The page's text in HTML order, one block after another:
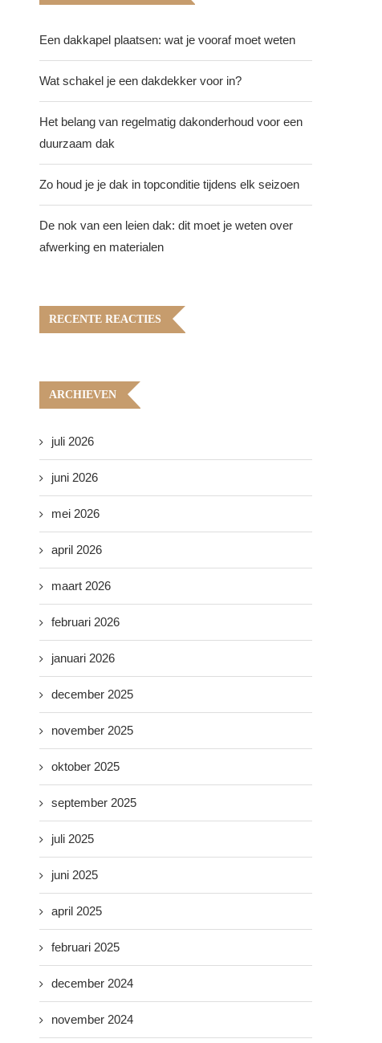
Een dakkapel plaatsen: wat je vooraf moet weten
Wat schakel je een dakdekker voor in?
Het belang van regelmatig dakonderhoud voor een
duurzaam dak
Zo houd je je dak in topconditie tijdens elk seizoen
De nok van een leien dak: dit moet je weten over
afwerking en materialen
RECENTE REACTIES
ARCHIEVEN
juli 2026
juni 2026
mei 2026
april 2026
maart 2026
februari 2026
januari 2026
december 2025
november 2025
oktober 2025
september 2025
juli 2025
juni 2025
april 2025
februari 2025
december 2024
november 2024